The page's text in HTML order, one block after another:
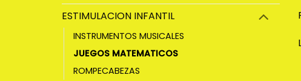
ESTIMULACION INFANTIL
INSTRUMENTOS MUSICALES
JUEGOS MATEMATICOS
ROMPECABEZAS